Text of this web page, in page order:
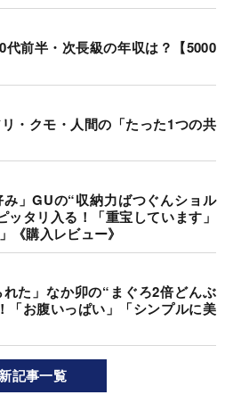
前半・次長級の年収は？【5000
・クモ・人間の「たった1つの共
み」GUの“収納力ばつぐんショル
タリ入る！「重宝しています」
《購入レビュー》
れた」なか卯の“まぐろ2倍どんぶ
「お腹いっぱい」「シンプルに美
記事一覧